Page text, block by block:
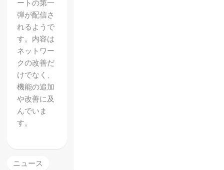
ートの第一
弾が配信さ
れるようで
す。内容は
ネットワー
クの改善だ
けでなく、
機能の追加
や改善に及
んでいま
す。
ニュース
【ドラ